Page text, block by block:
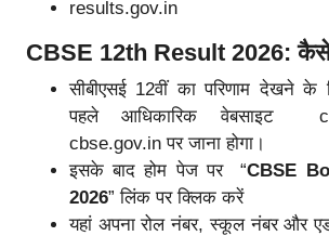
results.gov.in
CBSE 12th Result 2026:
सीबीएसई 12वीं का परिणाम देखने के
पहले आधिकारिक वेबसाइट
cbse.gov.in पर जाना होगा।
इसके बाद होम पेज पर “CBSE
2026” लिंक पर क्लिक करें
यहां अपना रोल नंबर, स्कूल नंबर और